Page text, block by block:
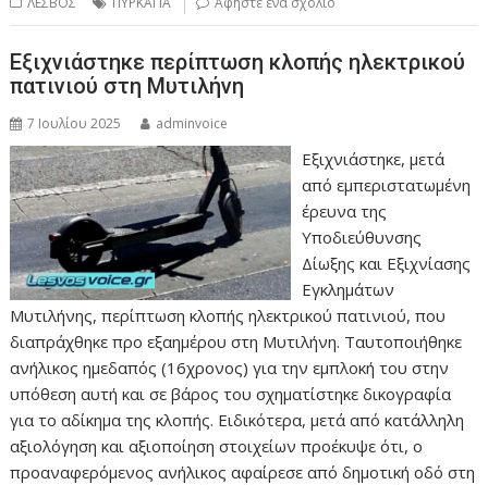
Εξιχνιάστηκε περίπτωση κλοπής ηλεκτρικού
πατινιού στη Μυτιλήνη
7 Ιουλίου 2025 adminvoice
Εξιχνιάστηκε, μετά
από εμπεριστατωμένη
έρευνα της
Υποδιεύθυνσης
Δίωξης και Εξιχνίασης
Εγκλημάτων
Μυτιλήνης, περίπτωση κλοπής ηλεκτρικού πατινιού, που
διαπράχθηκε προ εξαημέρου στη Μυτιλήνη. Ταυτοποιήθηκε
ανήλικος ημεδαπός (16χρονος) για την εμπλοκή του στην
υπόθεση αυτή και σε βάρος του σχηματίστηκε δικογραφία
για το αδίκημα της κλοπής. Ειδικότερα, μετά από κατάλληλη
αξιολόγηση και αξιοποίηση στοιχείων προέκυψε ότι, ο
προαναφερόμενος ανήλικος αφαίρεσε από δημοτική οδό στη